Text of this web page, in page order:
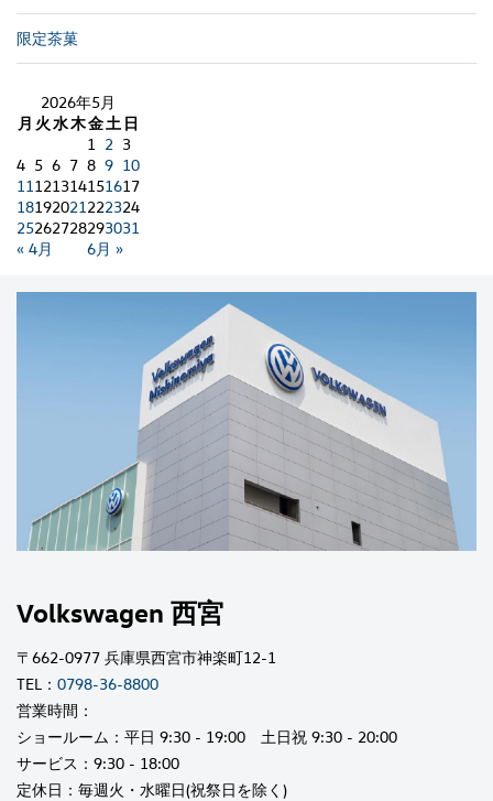
限定茶菓
2026年5月
月 火水木金土 日
« 4月 6月 »
1 2 3
4 5 6 7 8 9 10
11121314151617
18192021222324
25262728293031
Volkswagen 西宮
〒662-0977 兵庫県西宮市神楽町12-1
TEL： 0798-36-8800
営業時間：
ショールーム：平日 9:30 - 19:00 土日祝 9:30 - 20:00
サービス：9:30 - 18:00
定休日：毎週火・水曜日(祝祭日を除く)